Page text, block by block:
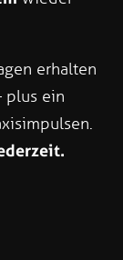
erhalten
plus ein